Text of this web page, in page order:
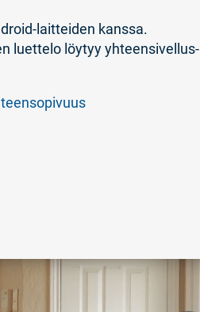
laitteiden kanssa.
luettelo löytyy yhteensivellus-